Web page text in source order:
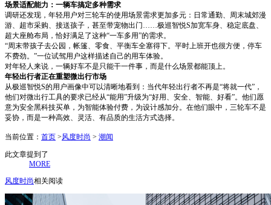
场景适配能力：一辆车搞定多种需求
调研还发现，年轻用户对三轮车的使用场景需求更加多元：日常通勤、周末城郊漫
游、超市采购、接送孩子，甚至带宠物出门……极巡智悦S加宽车身、稳定底盘、
超大座舱布局，恰好满足了这种“一车多用”的需求。
“周末带孩子去公园，帐篷、零食、平衡车全塞得下。平时上班开也很方便，停车
不费劲。”一位试驾用户这样描述自己的用车体验。
对年轻人来说，一辆好车不是只能干一件事，而是什么场景都能顶上。
年轻出行者正在重塑微出行市场
从极巡智悦S的用户画像中可以清晰地看到：当代年轻出行者不再是“将就一代”，
他们对微出行工具的要求已经从“能用”升级为“好用、安全、智能、好看”。他们愿
意为安全黑科技买单，为智能体验付费，为设计感加分。在他们眼中，三轮车不是
妥协，而是一种高效、灵活、有品质的生活方式选择。
当前位置： 首页 >风度时尚 > 潮闻
此文章提到了
MORE
风度时尚相关阅读